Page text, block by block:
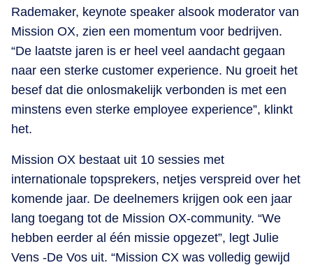
Rademaker, keynote speaker alsook moderator van
Mission OX, zien een momentum voor bedrijven.
“De laatste jaren is er heel veel aandacht gegaan
naar een sterke customer experience. Nu groeit het
besef dat die onlosmakelijk verbonden is met een
minstens even sterke employee experience”, klinkt
het.
Mission OX bestaat uit 10 sessies met
internationale topsprekers, netjes verspreid over het
komende jaar. De deelnemers krijgen ook een jaar
lang toegang tot de Mission OX-community. “We
hebben eerder al één missie opgezet”, legt Julie
Vens -De Vos uit. “Mission CX was volledig gewijd